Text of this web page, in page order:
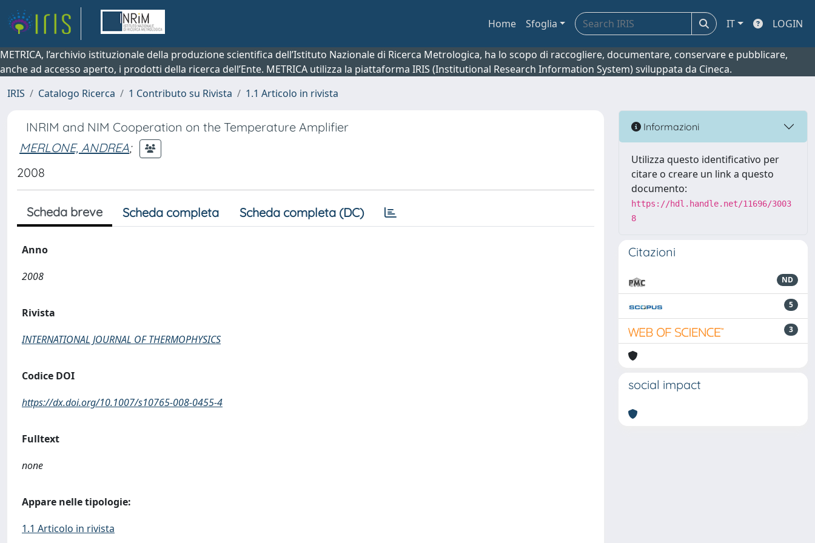
Home Sfoglia IT LOGIN
METRICA, l’archivio istituzionale della produzione scientifica dell’Istituto Nazionale di Ricerca Metrologica, ha lo scopo di raccogliere, documentare, conservare e pubblicare,
anche ad accesso aperto, i prodotti della ricerca dell’Ente. METRICA utilizza la piattaforma IRIS (Institutional Research Information System) sviluppata da Cineca.
IRIS
Catalogo Ricerca 1 Contributo su Rivista 1.1 Articolo in rivista
INRIM and NIM Cooperation on the Temperature Amplifier
MERLONE, ANDREA;
2008
Scheda breve Scheda completa Scheda completa (DC)
Anno
2008
Rivista
INTERNATIONAL JOURNAL OF THERMOPHYSICS
Codice DOI
https://dx.doi.org/10.1007/s10765-008-0455-4
Fulltext
none
Appare nelle tipologie:
1.1 Articolo in rivista
Informazioni
Utilizza questo identificativo per
citare o creare un link a questo
documento:
https://hdl.handle.net/11696/3003
8
Citazioni
ND
5
3
social impact